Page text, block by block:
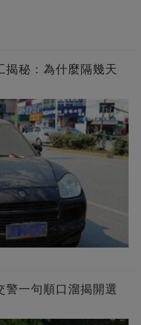
揭秘：為什麼隔幾天
警一句順口溜揭開選